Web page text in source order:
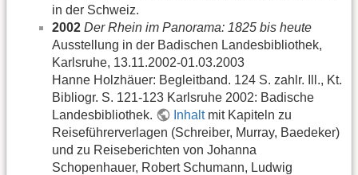
in der Schweiz.
2002 Der Rhein im Panorama: 1825 bis heute
Ausstellung in der Badischen Landesbibliothek,
Karlsruhe, 13.11.2002-01.03.2003
Hanne Holzhäuer: Begleitband. 124 S. zahlr. Ill., Kt.
Bibliogr. S. 121-123 Karlsruhe 2002: Badische
Landesbibliothek.
Inhaltmit Kapiteln zu
Reiseführerverlagen (Schreiber, Murray, Baedeker)
und zu Reiseberichten von Johanna
Schopenhauer, Robert Schumann, Ludwig